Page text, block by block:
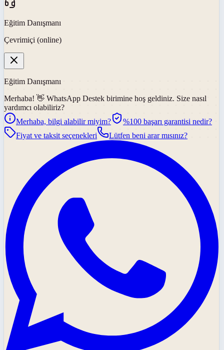
Eğitim Danışmanı
Çevrimiçi (online)
Eğitim Danışmanı
Merhaba! 👋 WhatsApp Destek birimine hoş geldiniz. Size nasıl
yardımcı olabiliriz?
Merhaba, bilgi alabilir miyim?
%100 başarı garantisi nedir?
Fiyat ve taksit seçenekleri
Lütfen beni arar mısınız?